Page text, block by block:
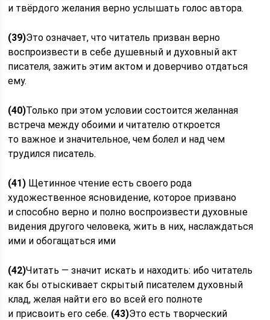
и твёрдого желания верно услышать голос автора.
(39)Это означает, что читатель призван верно
воспроизвести в себе душевный и духовный акт
писателя, зажить этим актом и доверчиво отдаться
ему.
(40)Только при этом условии состоится желанная
встреча между обоими и читателю откроется
то важное и значительное, чем болел и над чем
трудился писатель.
(41) Щетинное чтение есть своего рода
художественное ясновидение, которое призвано
и способно верно и полно воспроизвести духовные
видения другого человека, жить в них, наслаждаться
ими и обогащаться ими
(42)Читать — значит искать и находить: ибо читатель
как бы отыскивает скрытый писателем духовный
клад, желая найти его во всей его полноте
и присвоить его себе. (43)Это есть творческий